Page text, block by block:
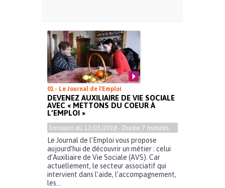
01 - Le Journal de l'Emploi
DEVENEZ AUXILIAIRE DE VIE SOCIALE
AVEC « METTONS DU COEUR À
L’EMPLOI »
Emission du 12/03/2018 - Durée 7 minutes
Le Journal de l’Emploi vous propose
aujourd’hui de découvrir un métier : celui
d’Auxiliaire de Vie Sociale (AVS). Car
actuellement, le secteur associatif qui
intervient dans l’aide, l’accompagnement,
les...